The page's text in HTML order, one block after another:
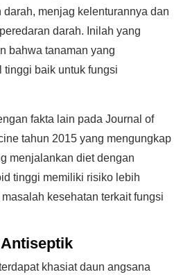
darah, menjag kelenturannya dan
darah. Inilah yang
bahwa tanaman yang
tinggi baik untuk fungsi
fakta lain pada Journal of
tahun 2015 yang mengungkap
menjalankan diet dengan
tinggi memiliki risiko lebih
kesehatan terkait fungsi
khasiat daun angsana